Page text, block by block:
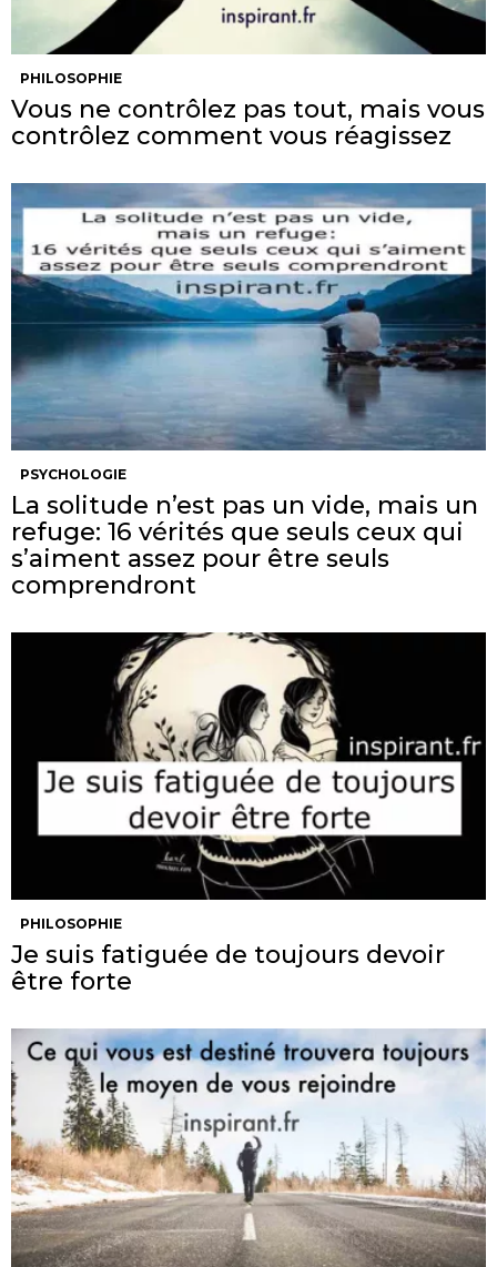
PHILOSOPHIE
Vous ne contrôlez pas tout, mais vous
contrôlez comment vous réagissez
PSYCHOLOGIE
La solitude n’est pas un vide, mais un
refuge: 16 vérités que seuls ceux qui
s’aiment assez pour être seuls
comprendront
PHILOSOPHIE
Je suis fatiguée de toujours devoir
être forte